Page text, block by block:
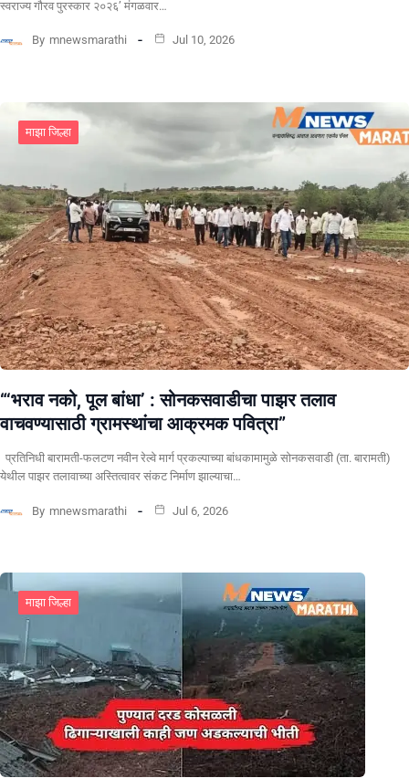
स्वराज्य गौरव पुरस्कार २०२६’ मंगळवार…
By mnewsmarathi Jul 10, 2026
माझा जिल्हा
“‘भराव नको, पूल बांधा’ : सोनकसवाडीचा पाझर तलाव
वाचवण्यासाठी ग्रामस्थांचा आक्रमक पवित्रा”
प्रतिनिधी बारामती-फलटण नवीन रेल्वे मार्ग प्रकल्पाच्या बांधकामामुळे सोनकसवाडी (ता. बारामती)
येथील पाझर तलावाच्या अस्तित्वावर संकट निर्माण झाल्याचा…
By mnewsmarathi Jul 6, 2026
माझा जिल्हा